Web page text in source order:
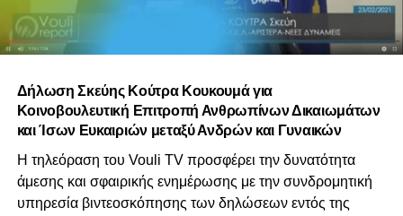
Δήλωση Σκεύης Κούτρα Κουκουμά για
Κοινοβουλευτική Επιτροπή Ανθρωπίνων Δικαιωμάτων
και Ίσων Ευκαιριών μεταξύ Ανδρών και Γυναικών
Η τηλεόραση του Vouli TV προσφέρει την δυνατότητα
άμεσης και σφαιρικής ενημέρωσης με την συνδρομητική
υπηρεσία βιντεοσκόπησης των δηλώσεων εντός της